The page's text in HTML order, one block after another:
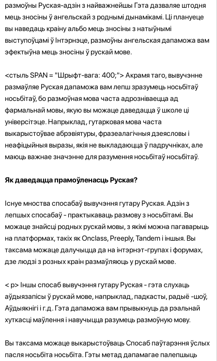
размоўны Руская-адзін з найважнейшы Гэта дазваляе штодня
мець зносіны ў ангельскай з роднымі дынамікамі. Ці плануеце
вы наведаць краіну альбо мець зносіны з натыўнымі
выступоўцамі ў Інтэрнэце, размоўны ангельская дапаможа вам
эфектыўна мець зносіны ў рускай мове.
<стыль SPAN = "Шрыфт-вага: 400;"> Акрамя таго, вывучэнне
размаўляе Руская дапаможа вам лепш зразумець носьбітаў
носьбітаў, бо размоўная мова часта адрозніваецца ад
фармальнай мовы, якую вы можаце даведацца ў школе ці
універсітэце. Напрыклад, гутарковая мова часта
выкарыстоўвае абрэвіятуры, фразеалагічныя дзеясловы і
неафіцыйныя выразы, якія не выкладаюцца ў падручніках, але
маюць важнае значэнне для разумення носьбітаў носьбітаў.
Як даведацца прамоўленасць Руская?
Існуе мноства спосабаў вывучэння гутару Руская. Адзін з
лепшых спосабаў - практыкаваць размову з носьбітамі. Вы
можаце знайсці родных рускай мовы, з якімі можна пагаварыць
на платформах, такіх як Onclass, Preeply, Tandem і іншыя. Вы
таксама можаце далучыцца да на інтэрнэт-групах і форумах,
дзе людзі з розных краін размаўляюць у рускай мове.
< p> Іншы спосаб вывучэння гутару Руская - гэта слухаць
аўдыязапісы ў рускай мове, напрыклад, падкасты, радыё -шоў,
Аўдыякнігі і г.д. Гэта дапаможа вам прывыкнуць да рэальнай
хуткасці маўлення і навучыцца разумець размоўную мову.
Вы таксама можаце выкарыстоўваць Спосаб паўтарэння ўслых
пасля носьбіта носьбіта. Гэты метад дапамагае палепшыць